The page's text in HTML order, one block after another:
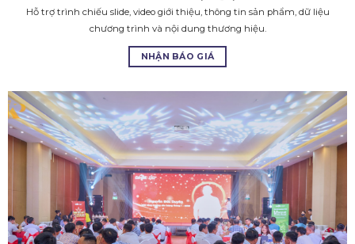
Hỗ trợ trình chiếu slide, video giới thiệu, thông tin sản phẩm, dữ liệu
chương trình và nội dung thương hiệu.
NHẬN BÁO GIÁ